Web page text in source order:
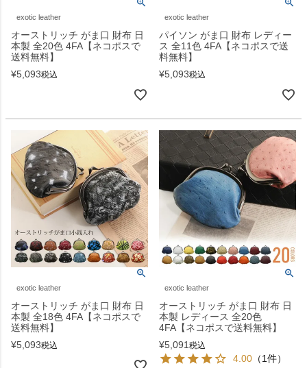
exotic leather
オーストリッチ がま口 財布 日
本製 全20色 4FA【ネコポスで
送料無料】
¥5,093税込
exotic leather
パイソン がま口 財布 レディー
ス 全11色 4FA【ネコポスで送
料無料】
¥5,093税込
exotic leather
オーストリッチ がま口 財布 日
本製 全18色 4FA【ネコポスで
送料無料】
¥5,093税込
exotic leather
オーストリッチ がま口 財布 日
本製 レディース 全20色
4FA【ネコポスで送料無料】
¥5,091 税込
4.00 （1件）